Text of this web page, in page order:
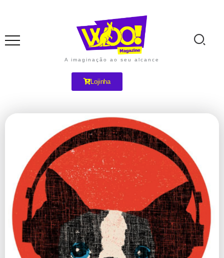
A imaginação ao seu alcance
Lojinha